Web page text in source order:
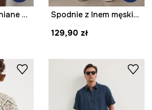
Bokserki bawełniane męskie z elastanem wzorzyste (3-pack)
Spodnie z lnem męskie z paskiem melanżowe kolor granatowy
129,90 zł